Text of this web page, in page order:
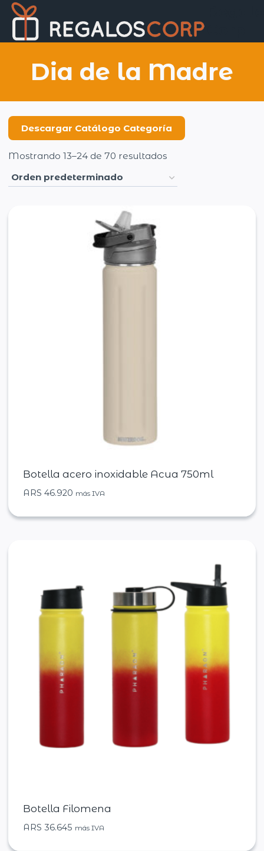
Saltar
contenido
Dia de la Madre
Descargar Catálogo Categoría
Mostrando 13–24 de 70 resultados
Botella acero inoxidable Acua 750ml
ARS 46.920 más IVA
Botella Filomena
ARS 36.645 más IVA